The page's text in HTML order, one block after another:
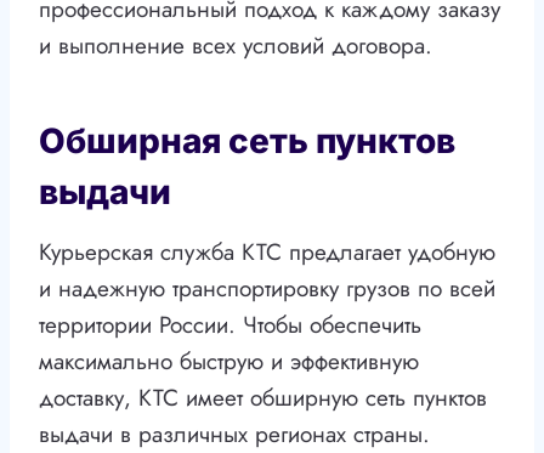
профессиональный подход к каждому заказу
и выполнение всех условий договора.
Обширная сеть пунктов
выдачи
Курьерская служба КТС предлагает удобную
и надежную транспортировку грузов по всей
территории России. Чтобы обеспечить
максимально быструю и эффективную
доставку, КТС имеет обширную сеть пунктов
выдачи в различных регионах страны.